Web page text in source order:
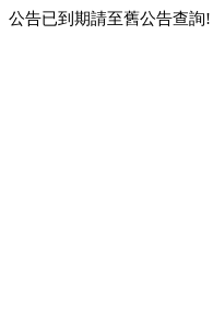
公告已到期請至舊公告查詢!